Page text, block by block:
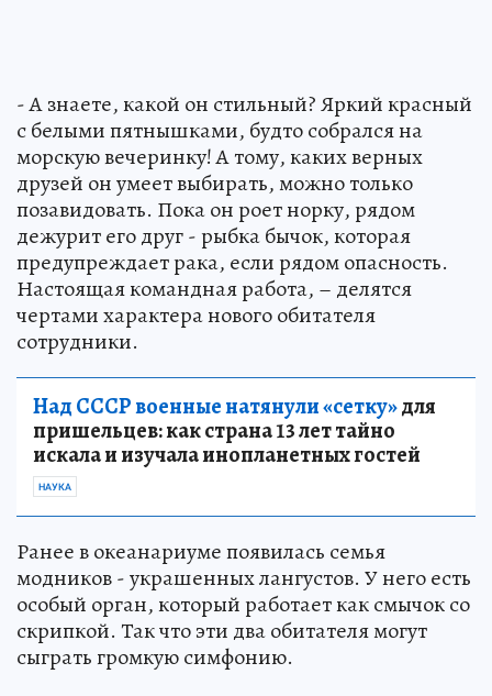
- А знаете, какой он стильный? Яркий красный
с белыми пятнышками, будто собрался на
морскую вечеринку! А тому, каких верных
друзей он умеет выбирать, можно только
позавидовать. Пока он роет норку, рядом
дежурит его друг - рыбка бычок, которая
предупреждает рака, если рядом опасность.
Настоящая командная работа, – делятся
чертами характера нового обитателя
сотрудники.
Над СССР военные натянули «сетку»для
пришельцев: как страна 13 лет тайно
искала и изучала инопланетных гостей
НАУКА
Ранее в океанариуме появилась семья
модников - украшенных лангустов. У него есть
особый орган, который работает как смычок со
скрипкой. Так что эти два обитателя могут
сыграть громкую симфонию.